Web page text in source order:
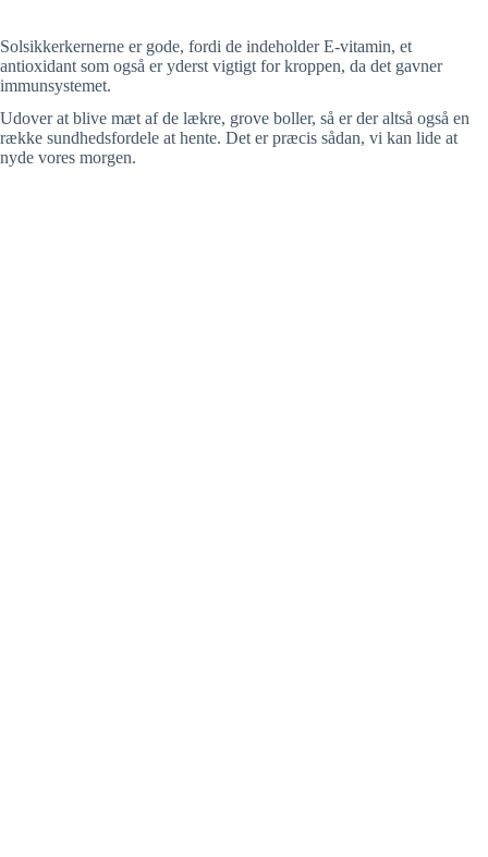
Solsikkerkernerne er gode, fordi de indeholder E-vitamin, et
antioxidant som også er yderst vigtigt for kroppen, da det gavner
immunsystemet.
Udover at blive mæt af de lækre, grove boller, så er der altså også en
række sundhedsfordele at hente. Det er præcis sådan, vi kan lide at
nyde vores morgen.